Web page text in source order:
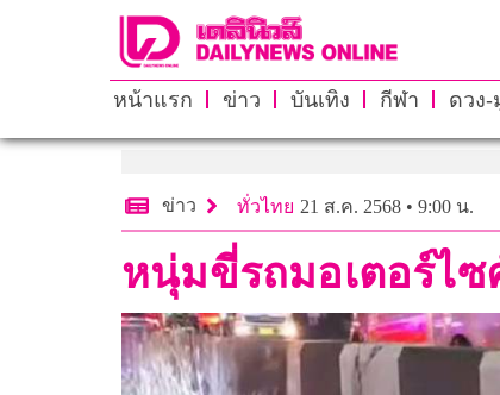
หน้าแรก ข่าว บันเทิง กีฬา ดวง-
ข่าว ทั่วไทย 21 ส.ค. 2568 • 9:00 น.
หนุ่มขี่รถมอเตอร์ไ